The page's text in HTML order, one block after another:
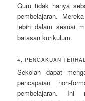
Guru tidak hanya
pembelajaran.
lebih dalam sesuai
batasan kurikulum.
4. PENGAKUAN
Sekolah dapat
pencapaian non-
pembelajaran.